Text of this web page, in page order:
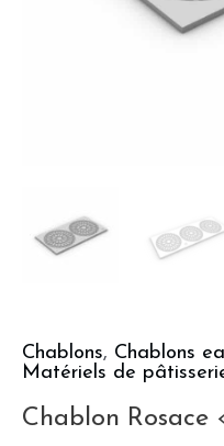
Chablons, Chablons
Matériels de
Chablon Rosace